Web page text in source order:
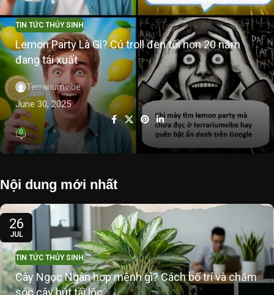
TIN TỨC THỦY SINH
Lemon Party Là Gì? Cú troll đen tối hơn 20 năm
đang tái xuất
Terrariumvibe
June 30, 2025
0
Nội dung mới nhất
26
JUL
TIN TỨC THỦY SINH
Cây Ngọc Ngân hợp mệnh gì? Cách bố trí và chăm